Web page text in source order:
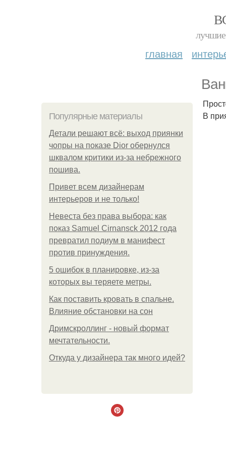
лучшие
главная
Популярные материалы
Детали решают всё: выход приянки
чопры на показе Dior обернулся
шквалом критики из-за небрежного
пошива.
Привет всем дизайнерам
интерьеров и не только!
Невеста без права выбора: как
показ Samuel Cirnansck 2012 года
превратил подиум в манифест
против принуждения.
5 ошибок в планировке, из-за
которых вы теряете метры.
Как поставить кровать в спальне.
Влияние обстановки на сон
Дримскроллинг - новый формат
мечтательности.
Откуда у дизайнера так много идей?
В